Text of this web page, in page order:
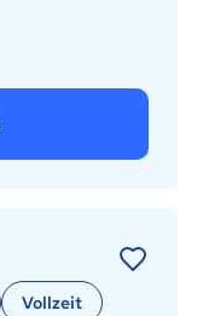
Vollzeit